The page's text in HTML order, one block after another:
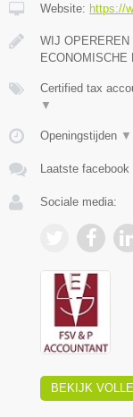
Website: https://
WIJ
ECONOMISCHE
Certified tax
▼
Openingstijden ▼
Laatste
Sociale media:
BEKIJK